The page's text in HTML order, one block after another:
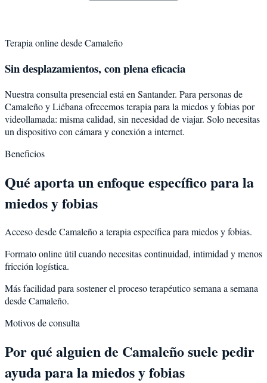
Terapia online desdeCamaleño
Sin desplazamientos, con plena eficacia
Nuestra consulta presencial está en Santander. Para personas de
CamaleñoyLiébana ofrecemos terapia para la miedos y fobiaspor
videollamada: misma calidad, sin necesidad de viajar. Solo necesitas
un dispositivo con cámara y conexión a internet.
Beneficios
Qué aporta un enfoque específico para la
miedos y fobias
Acceso desde Camaleño a terapia específica para miedos y fobias.
Formato online útil cuando necesitas continuidad, intimidad y menos
fricción logística.
Más facilidad para sostener el proceso terapéutico semana a semana
desde Camaleño.
Motivos de consulta
Por qué alguien de Camaleñosuele pedir
ayuda para lamiedos y fobias